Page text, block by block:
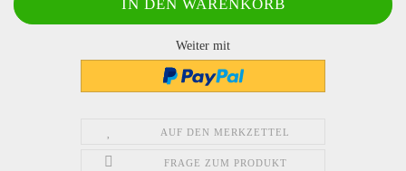
Weiter mit
AUF DEN MERKZETTEL
FRAGE ZUM PRODUKT